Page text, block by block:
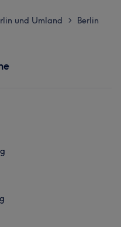
und Umland > Berlin